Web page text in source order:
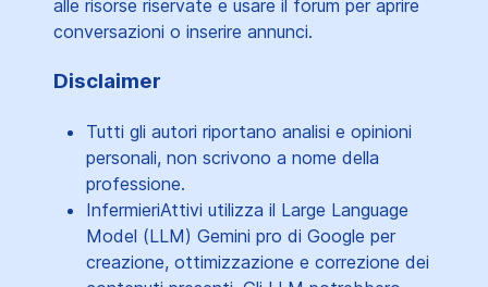
alle risorse riservate e usare il forum per aprire
conversazioni o inserire annunci.
Disclaimer
Tutti gli autori riportano analisi e opinioni
personali, non scrivono a nome della
professione.
InfermieriAttivi utilizza il Large Language
Model (LLM) Gemini pro di Google per
creazione, ottimizzazione e correzione dei